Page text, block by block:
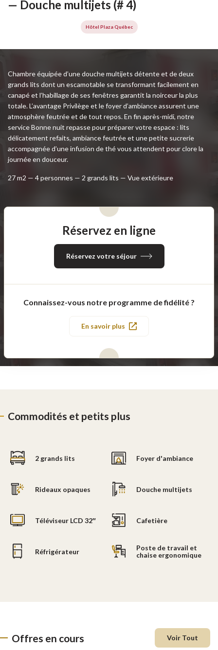
— Douche multijets (# 4)
Hôtel Plaza Québec
Chambre équipée d’une douche multijets détente et de deux
grands lits dont un escamotable se transformant facilement en
canapé et l’habillage de ses fenêtres garantit la noirceur la plus
totale. L’avantage Privilège et le foyer d’ambiance assurent une
atmosphère feutrée et de tout repos. En fin après-midi, notre
service Bonne nuit repasse pour préparer votre espace : lits
délicatement refaits, ambiance feutrée et une petite sucrerie
accompagnée d’une infusion de thé vous attendent pour clore la
journée en douceur.
27 m2 — 4 personnes — 2 grands lits — Vue extérieure
Réservez en ligne
Réservez votre séjour
Connaissez-vous notre programme de fidélité ?
En savoir plus
Commodités et petits plus
2 grands lits Foyer d'ambiance
Rideaux opaques Douche multijets
Téléviseur LCD 32″ Cafetière
Réfrigérateur
Poste de travail et
chaise ergonomique
Offres en cours Voir Tout